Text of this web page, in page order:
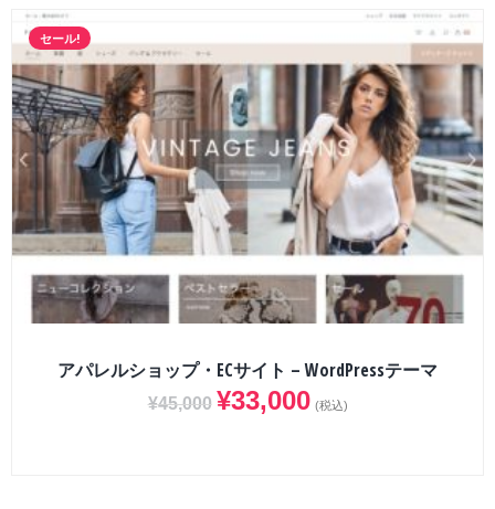
セール!
アパレルショップ・ECサイト – WordPressテーマ
¥45,000 ¥33,000 (税込)